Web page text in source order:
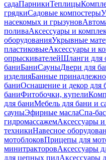
садаПарникиТеплицы
грядкиСадовые компостеры
насекомых и грызунов
поливаАксессуары и
оборудованияУкрывные
пластиковыеАксессуары и
опрыскивателейШланги для
баниБаниСауныДвери для
изделияБанные
баниОснащение и декор для
баниФитобочки, купели
для баниМебель для бани и
сауныЭфирные маслаСпа-
гидромассажемАксессуары
техникиНавесное
мотоблоковПрицепы для
минитракторовАксессуары
для цепных пилАксессуары